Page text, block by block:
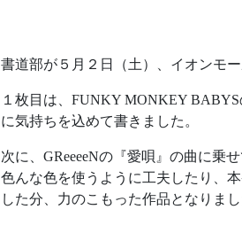
書道部が５月２日（土）、イオンモ
１枚目は、FUNKY MONKEY
に気持ちを込めて書きました。
次に、GReeeeNの『愛唄』の曲に乗
色んな色を使うように工夫したり、
した分、力のこもった作品となりまし